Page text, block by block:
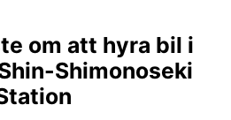
om att hyra bil i
Shimonoseki